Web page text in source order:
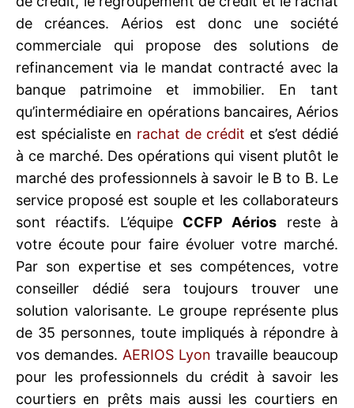
de créances. Aérios est donc une société
commerciale qui propose des solutions de
refinancement via le mandat contracté avec la
banque patrimoine et immobilier. En tant
qu’intermédiaire en opérations bancaires, Aérios
est spécialiste en rachat de crédit et s’est dédié
à ce marché. Des opérations qui visent plutôt le
marché des professionnels à savoir le B to B. Le
service proposé est souple et les collaborateurs
sont réactifs. L’équipe CCFP Aérios reste à
votre écoute pour faire évoluer votre marché.
Par son expertise et ses compétences, votre
conseiller dédié sera toujours trouver une
solution valorisante. Le groupe représente plus
de 35 personnes, toute impliqués à répondre à
vos demandes. AERIOS Lyon travaille beaucoup
pour les professionnels du crédit à savoir les
courtiers en prêts mais aussi les courtiers en